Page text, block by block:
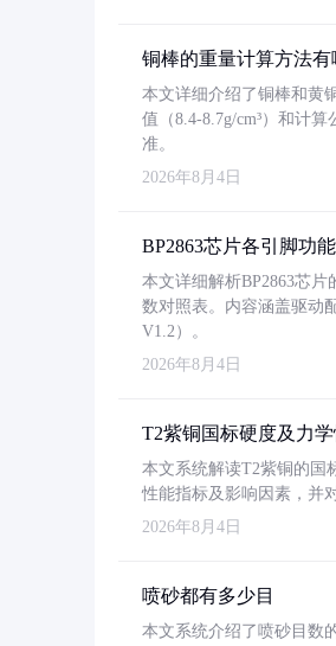
铜棒的重量计算方法有
本文详细介绍了铜棒和黄
值（8.4-8.7g/cm³）和计
准。
2026年8月4日
BP2863芯片各引脚功能
本文详细解析BP2863芯
数对照表。内容涵盖驱动
V1.2）。
2026年8月4日
T2紫铜国标硬度及力
本文系统解读T2紫铜的国
性能指标及影响因素，并
2026年8月4日
喷砂都有多少目
本文系统介绍了喷砂目数